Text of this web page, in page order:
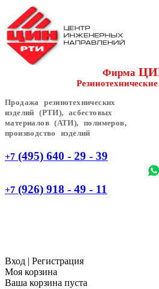
Фирма
Продажа резинотехнических
изделий (РТИ), асбестовых
материалов (АТИ), полимеров,
производство изделий
+7 (495) 640 - 29 - 39
+7 (926) 918 - 49 - 11
Вход | Регистрация
Моя корзина
Ваша корзина пуста